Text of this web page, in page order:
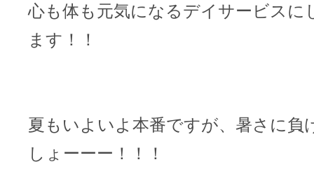
心も体も元気になるデイサービスに
ます！！
夏もいよいよ本番ですが、暑さに負
しょーーー！！！